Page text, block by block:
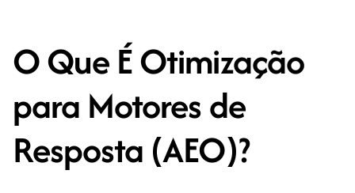
O Que É Otimização
para Motores de
Resposta (AEO)?